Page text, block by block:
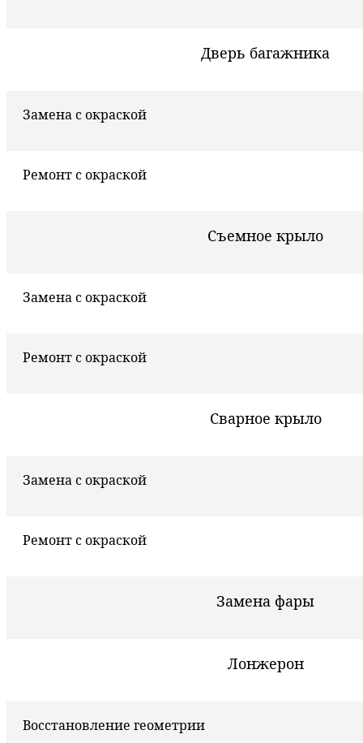
Дверь багажника
Замена с окраской
Ремонт с окраской
Съемное крыло
Замена с окраской
Ремонт с окраской
Сварное крыло
Замена с окраской
Ремонт с окраской
Замена фары
Лонжерон
Восстановление геометрии